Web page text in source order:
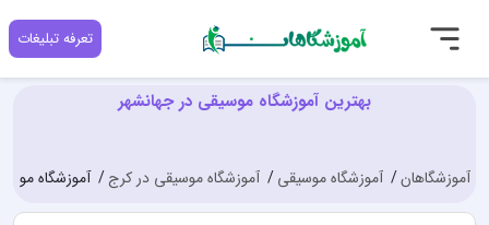
تعرفه تبلیغات
بهترین آموزشگاه موسیقی در جهانشهر
آموزشگاهان آموزشگاه موسیقی آموزشگاه موسیقی در کرج آموزشگاه